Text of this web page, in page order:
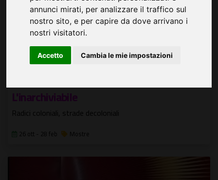
annunci mirati, per analizzare il traffico sul
nostro sito, e per capire da dove arrivano i
nostri visitatori.
Accetto Cambia le mie impostazioni
L'inarchiviabile
Radici coloniali, strade decoloniali
26 ott - 28 feb Mostre